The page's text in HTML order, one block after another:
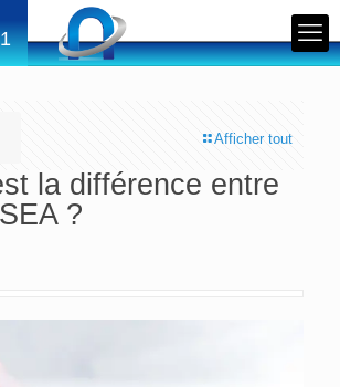
Afficher tout
la différence entre
?